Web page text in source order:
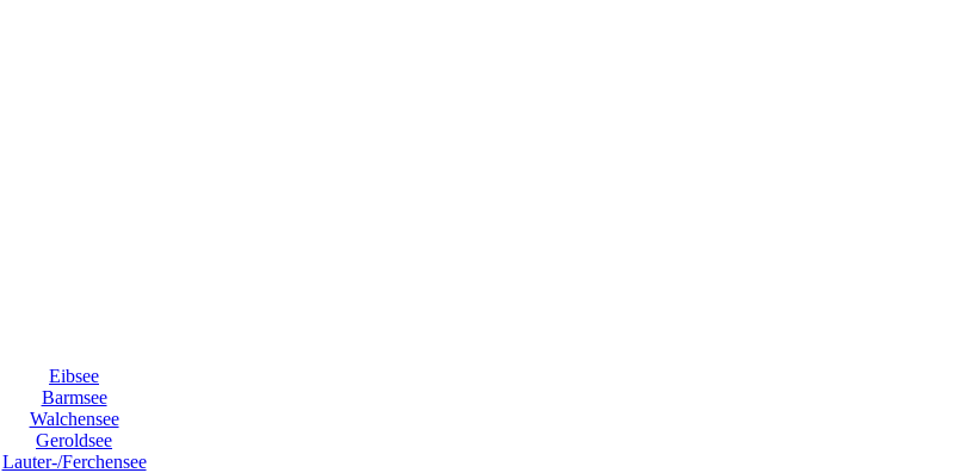
Eibsee
Barmsee
Walchensee
Geroldsee
Lauter-/Ferchensee